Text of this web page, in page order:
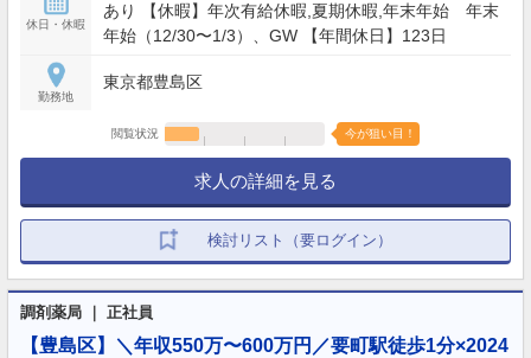
休日・休暇
あり 【休暇】年次有給休暇,夏期休暇,年末年始 年末
年始（12/30〜1/3）、GW 【年間休日】123日
勤務地
東京都豊島区
閲覧状況 今が狙い目！
求人の詳細を見る
検討リスト（要ログイン）
調剤薬局 ｜ 正社員
【豊島区】＼年収550万〜600万円／要町駅徒歩1分×2024